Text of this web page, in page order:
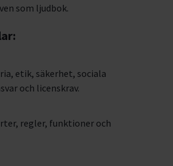
som ljudbok.
etik, säkerhet, sociala
och licenskrav.
regler, funktioner och